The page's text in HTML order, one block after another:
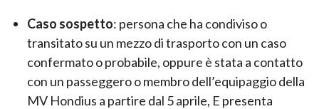
Caso sospetto: persona che ha condiviso o
transitato su un mezzo di trasporto con un caso
confermato o probabile, oppure è stata a contatto
con un passeggero o membro dell’equipaggio della
MV Hondius a partire dal 5 aprile, E presenta